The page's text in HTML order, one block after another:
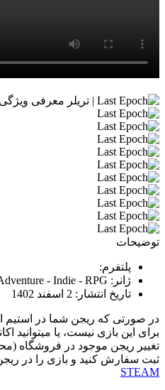
توضیحات
پلتفرم:
ژانر: - Indie - RPG
تاریخ انتشار: 2 اسفند 1402
در صورتی که ریجن شما در استیم
برای این بازی نیست، یا میتوانید
ثبت سفارش کنید و بازی را در
STEAM